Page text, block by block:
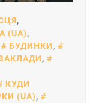
,
(UA),
БУДИНКИ,
,
КУДИ
(UA),